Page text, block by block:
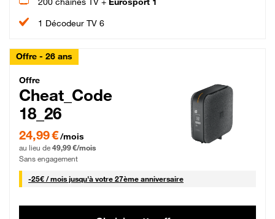
1 Décodeur TV 6
Offre - 26 ans
Cheat_Code Fibre_18_26
Offre
Cheat_Code
18_26
24,99 € par mois pendant 0 mois puis 49,99 € par mois, Sans engagement
24,99 €/mois
au lieu de 49,99 €/mois
Sans engagement
-25€ / mois25 € par mois
jusqu'à votre 27ème anniversaire